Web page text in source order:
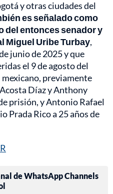
y otras ciudades del
es señalado como
del entonces senador y
Miguel Uribe Turbay,
junio de 2025 y que
el 9 de agosto del
mexicano, previamente
Díaz y Anthony
prisión, y Antonio Rafael
Prada Rico a 25 años de
de WhatsApp Channels